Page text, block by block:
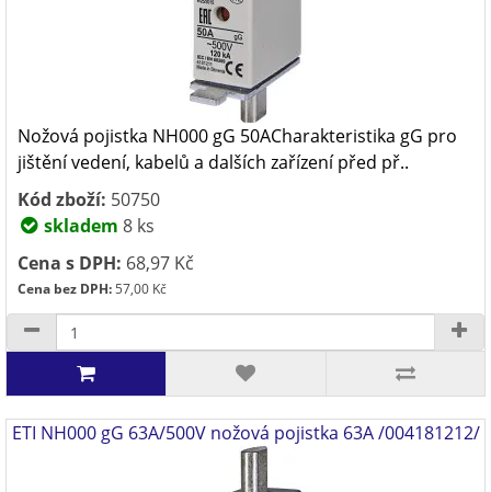
Nožová pojistka NH000 gG 50ACharakteristika gG pro
jištění vedení, kabelů a dalších zařízení před př..
Kód zboží: 50750
skladem 8 ks
Cena s DPH: 68,97 Kč
Cena bez DPH:57,00 Kč
ETI NH000 gG 63A/500V nožová pojistka 63A /004181212/